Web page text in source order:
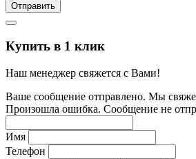
Отправить
Купить в 1 клик
Наш менеджер свяжется с Вами!
Ваше сообщение отправлено. Мы
Произошла ошибка. Сообщение не
Имя
Телефон